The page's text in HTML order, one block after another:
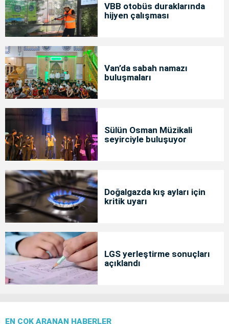
VBB otobüs duraklarında
hijyen çalışması
Van’da sabah namazı
buluşmaları
Sülün Osman Müzikali
seyirciyle buluşuyor
Doğalgazda kış ayları için
kritik uyarı
LGS yerleştirme sonuçları
açıklandı
EN ÇOK ARANAN HABERLER